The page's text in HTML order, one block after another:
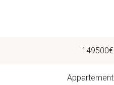
149500€
Appartement